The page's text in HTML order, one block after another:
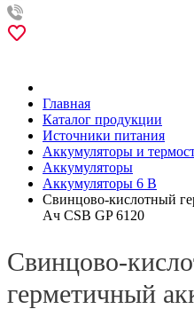
Главная
Каталог продукции
Источники питания
Аккумуляторы и
Аккумуляторы
Аккумуляторы 6 В
Свинцово-кислотный
Ач CSB GP 6120
Свинцово-
герметичный